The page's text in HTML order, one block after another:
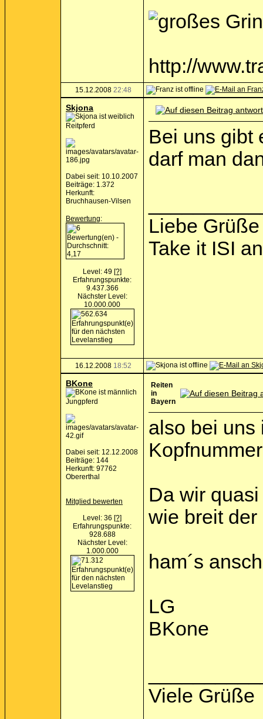
http://
15.12.2008 22:48
Skjona
Reitpferd
Dabei seit: 10.10.2007
Beiträge: 1.372
Herkunft:
Bruchhausen-Vilsen
Bewertung:
Level: 49 [?]
Erfahrungspunkte:
9.437.366
Nächster Level:
10.000.000
Bei uns gibt
darf man
Liebe
Take it ISI
16.12.2008 18:52
BKone
Jungpferd
Dabei seit: 12.12.2008
Beiträge: 144
Herkunft: 97762
Obererthal
Mitglied bewerten
Level: 36 [?]
Erfahrungspunkte:
928.688
Nächster Level:
1.000.000
Reiten
in
Bayern
also bei uns
Da wir
wie breit der
ham´s
LG
BKone
Viele Grüße